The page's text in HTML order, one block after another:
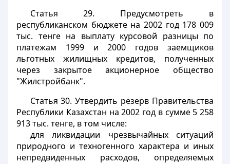
Статья 29. Предусмотреть в
республиканском бюджете на 2002 год 178 009
тыс. тенге на выплату курсовой разницы по
платежам 1999 и 2000 годов заемщиков
льготных жилищных кредитов, полученных
через закрытое акционерное общество
"Жилстройбанк".
Статья 30. Утвердить резерв Правительства
Республики Казахстан на 2002 год в сумме 5 258
913 тыс. тенге, в том числе:
для ликвидации чрезвычайных ситуаций
природного и техногенного характера и иных
непредвиденных расходов, определяемых